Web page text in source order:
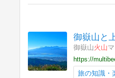
御嶽山と
御嶽山火山
https://
旅の知識・